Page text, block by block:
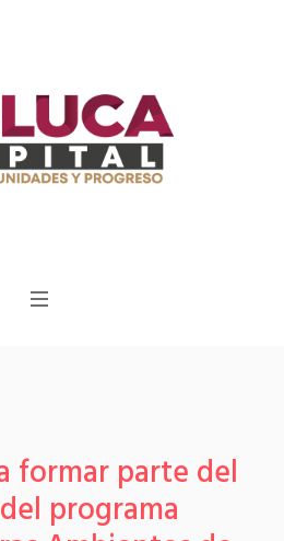
formar parte del
programa